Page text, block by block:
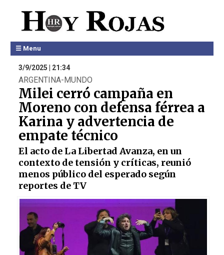
☰ Menu
3/9/2025 | 21:34
ARGENTINA-MUNDO
Milei cerró campaña en
Moreno con defensa férrea a
Karina y advertencia de
empate técnico
El acto de La Libertad Avanza, en un
contexto de tensión y críticas, reunió
menos público del esperado según
reportes de TV